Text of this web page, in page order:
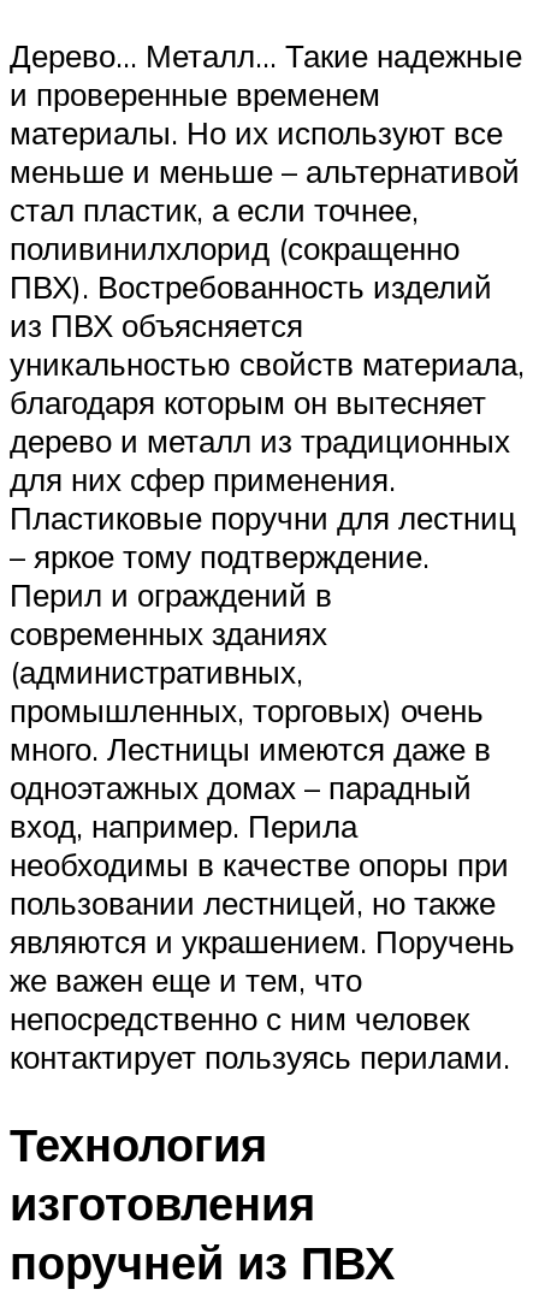
Дерево… Металл… Такие надежные
и проверенные временем
материалы. Но их используют все
меньше и меньше – альтернативой
стал пластик, а если точнее,
поливинилхлорид (сокращенно
ПВХ). Востребованность изделий
из ПВХ объясняется
уникальностью свойств материала,
благодаря которым он вытесняет
дерево и металл из традиционных
для них сфер применения.
Пластиковые поручни для лестниц
– яркое тому подтверждение.
Перил и ограждений в
современных зданиях
(административных,
промышленных, торговых) очень
много. Лестницы имеются даже в
одноэтажных домах – парадный
вход, например. Перила
необходимы в качестве опоры при
пользовании лестницей, но также
являются и украшением. Поручень
же важен еще и тем, что
непосредственно с ним человек
контактирует пользуясь перилами.
Технология
изготовления
поручней из ПВХ